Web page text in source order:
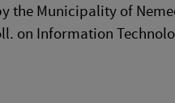
the Municipality of
on Information